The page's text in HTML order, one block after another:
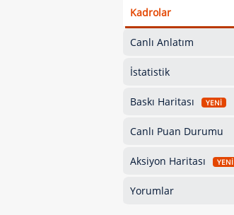
Kadrolar
Canlı Anlatım
İstatistik
Baskı Haritası YENİ
Canlı Puan Durumu
Aksiyon Haritası YENİ
Yorumlar